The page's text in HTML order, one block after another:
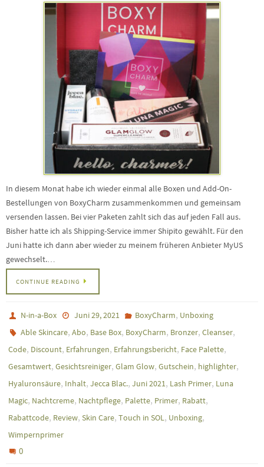
In diesem Monat habe ich wieder einmal alle Boxen und Add-On-
Bestellungen von BoxyCharm zusammenkommen und gemeinsam
versenden lassen. Bei vier Paketen zahlt sich das auf jeden Fall aus.
Bisher hatte ich als Shipping-Service immer Shipito gewählt. Für den
Juni hatte ich dann aber wieder zu meinem früheren Anbieter MyUS
gewechselt.…
CONTINUE READING
N-in-a-Box Juni 29, 2021 BoxyCharm, Unboxing
Able Skincare,Abo, Base Box, BoxyCharm, Bronzer,Cleanser,
Code, Discount, Erfahrungen, Erfahrungsbericht, Face Palette,
Gesamtwert, Gesichtsreiniger, Glam Glow, Gutschein, highlighter,
Hyaluronsäure, Inhalt, Jecca Blac., Juni 2021, Lash Primer, Luna
Magic, Nachtcreme, Nachtpflege, Palette, Primer, Rabatt,
Rabattcode, Review, Skin Care, Touch in SOL, Unboxing,
Wimpernprimer
0